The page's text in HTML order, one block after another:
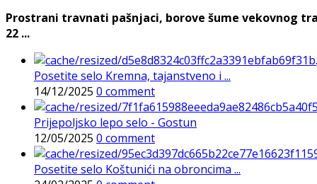
Prostrani travnati pašnjaci, borove šume vekovnog
22 ...
Posetite selo Kremna, tajanstveno i ...
14/12/2025 0 comment
Prijepoljsko lepo selo - Gostun
12/05/2025 0 comment
Posetite selo Koštunići na obroncima ...